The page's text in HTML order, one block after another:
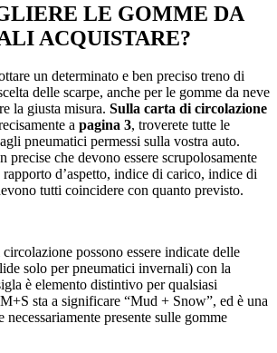
LE GOMME DA
ACQUISTARE?
un determinato e ben preciso treno di
delle scarpe, anche per le gomme da neve
la giusta misura. Sulla carta di circolazione
a pagina 3, troverete tutte le
pneumatici permessi sulla vostra auto.
precise che devono essere scrupolosamente
d’aspetto, indice di carico, indice di
tutti coincidere con quanto previsto.
possono essere indicate delle
solo per pneumatici invernali) con la
è elemento distintivo per qualsiasi
sta a significare “Mud + Snow”, ed è una
necessariamente presente sulle gomme